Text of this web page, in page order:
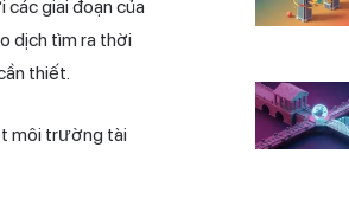
giai đoạn của
dịch tìm ra thời
thiết.
môi trường tài